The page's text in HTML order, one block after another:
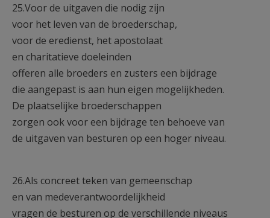
25.Voor de uitgaven die nodig zijn
voor het leven van de broederschap,
voor de eredienst, het apostolaat
en charitatieve doeleinden
offeren alle broeders en zusters een bijdrage
die aangepast is aan hun eigen mogelijkheden.
De plaatselijke broederschappen
zorgen ook voor een bijdrage ten behoeve van
de uitgaven van besturen op een hoger niveau.
26.Als concreet teken van gemeenschap
en van medeverantwoordelijkheid
vragen de besturen op de verschillende niveaus